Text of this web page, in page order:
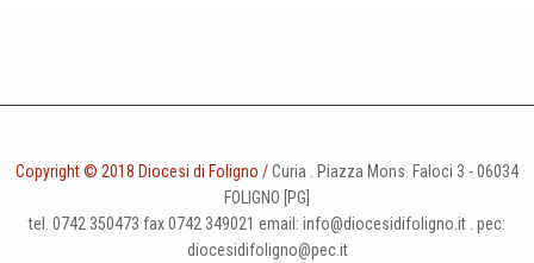
Copyright © 2018 Diocesi di Foligno /Curia . Piazza Mons. Faloci 3 - 06034
FOLIGNO [PG]
tel. 0742 350473 fax 0742 349021 email: info@diocesidifoligno.it . pec:
diocesidifoligno@pec.it